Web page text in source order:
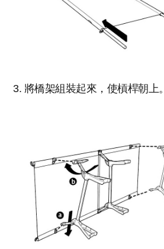
3. 將橋架組裝起來，使槓桿朝上。